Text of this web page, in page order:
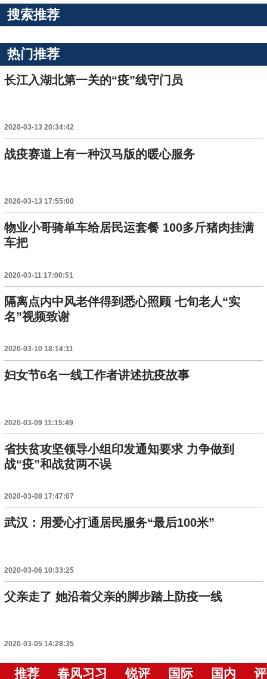
搜索推荐
热门推荐
长江入湖北第一关的“疫”线守门员
2020-03-13 20:34:42
战疫赛道上有一种汉马版的暖心服务
2020-03-13 17:55:00
物业小哥骑单车给居民运套餐 100多斤猪肉挂满
车把
2020-03-11 17:00:51
隔离点内中风老伴得到悉心照顾 七旬老人“实
名”视频致谢
2020-03-10 18:14:11
妇女节6名一线工作者讲述抗疫故事
2020-03-09 11:15:49
省扶贫攻坚领导小组印发通知要求 力争做到
战“疫”和战贫两不误
2020-03-08 17:47:07
武汉：用爱心打通居民服务“最后100米”
2020-03-06 10:33:25
父亲走了 她沿着父亲的脚步踏上防疫一线
2020-03-05 14:28:35
推荐 春风习习 锐评 国际 国内